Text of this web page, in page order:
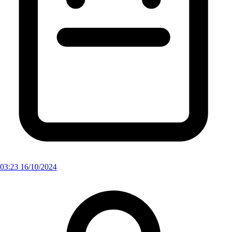
03:23 16/10/2024